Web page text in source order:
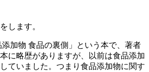
します。
添加物 食品の裏側」という本で、著者
に略歴がありますが、以前は食品添加
ていました。つまり食品添加物に関す